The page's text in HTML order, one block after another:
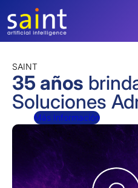
contenido
SAINT
35 años
Soluciones
Más Información